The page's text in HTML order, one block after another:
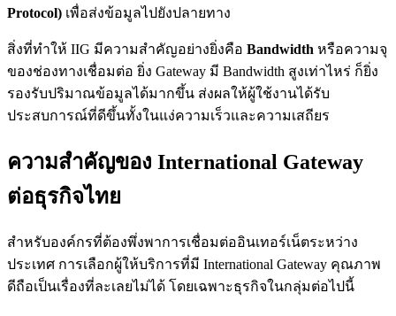
Protocol) เพื่อส่งข้อมูลไปยังปลายทาง
สิ่งที่ทำให้ IIG มีความสำคัญอย่างยิ่งคือ Bandwidth หรือความจุ
ของช่องทางเชื่อมต่อ ยิ่ง Gateway มี Bandwidth สูงเท่าไหร่ ก็ยิ่ง
รองรับปริมาณข้อมูลได้มากขึ้น ส่งผลให้ผู้ใช้งานได้รับ
ประสบการณ์ที่ดีขึ้นทั้งในแง่ความเร็วและความเสถียร
ความสำคัญของ International Gateway
ต่อธุรกิจไทย
สำหรับองค์กรที่ต้องพึ่งพาการเชื่อมต่ออินเทอร์เน็ตระหว่าง
ประเทศ การเลือกผู้ให้บริการที่มี International Gateway คุณภาพ
ดีถือเป็นเรื่องที่ละเลยไม่ได้ โดยเฉพาะธุรกิจในกลุ่มต่อไปนี้